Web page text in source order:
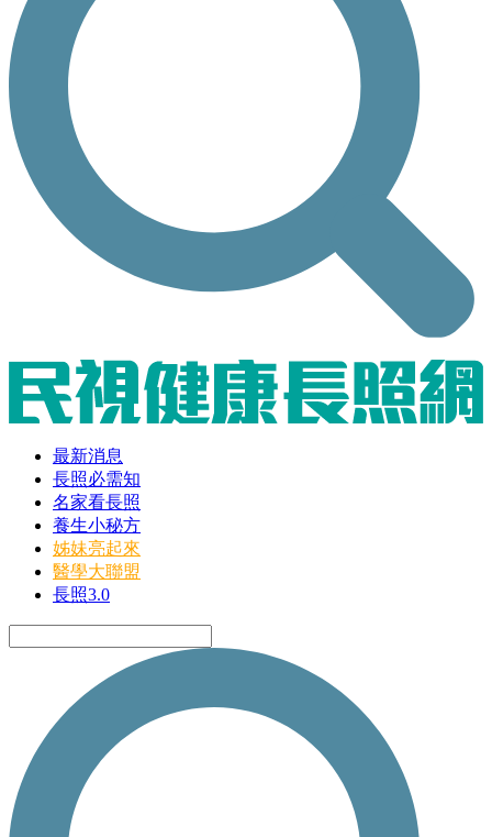
最新消息
長照必需知
名家看長照
養生小秘方
姊妹亮起來
醫學大聯盟
長照3.0